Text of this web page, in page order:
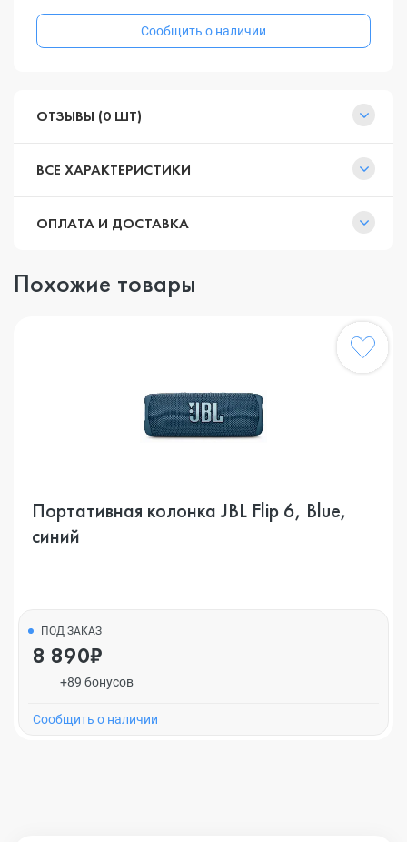
Сообщить о наличии
ОТЗЫВЫ (0 ШТ)
ВСЕ ХАРАКТЕРИСТИКИ
ОПЛАТА И ДОСТАВКА
Похожие товары
Портативная колонка JBL Flip 6, Blue,
синий
ПОД ЗАКАЗ
8 890₽
+89 бонусов
Cообщить о наличии